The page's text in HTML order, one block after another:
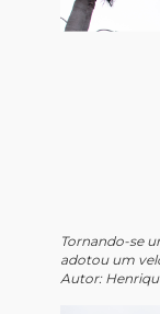
Tornando-se
adotou um
Autor: